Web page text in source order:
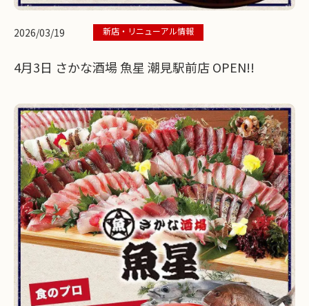
2026/03/19 新店・リニューアル情報
4月3日 さかな酒場 魚星 潮見駅前店 OPEN!!